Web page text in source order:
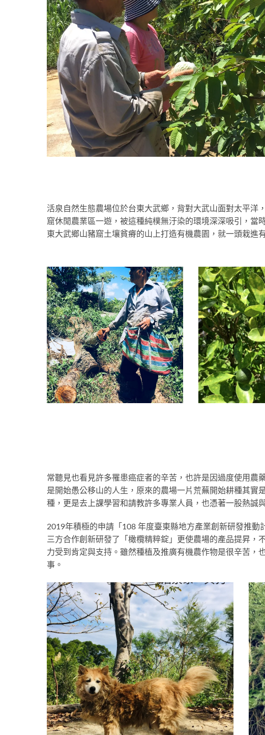
活泉自然生態農場位於台東大武鄉，背對大武山面對太平
窟休閒農業區一遊，被這種純樸無汙染的環境深深吸引，當
東大武鄉山豬窟土壤貧瘠的山上打造有機農園，就一頭栽進
常聽見也看見許多罹患癌症者的辛苦，也許是因過度使用農
是開始愚公移山的人生，原來的農場一片荒蕪開始耕種其
種，更是去上課學習和請教許多專業人員，也憑著一股熱誠
2019年積極的申請「108 年度臺東縣地方產業創新研發推動
三方合作創新研發了「橄欖精粹錠」更使農場的產品提昇，
力受到肯定與支持。雖然種植及推廣有機農作物是很辛苦，
事。